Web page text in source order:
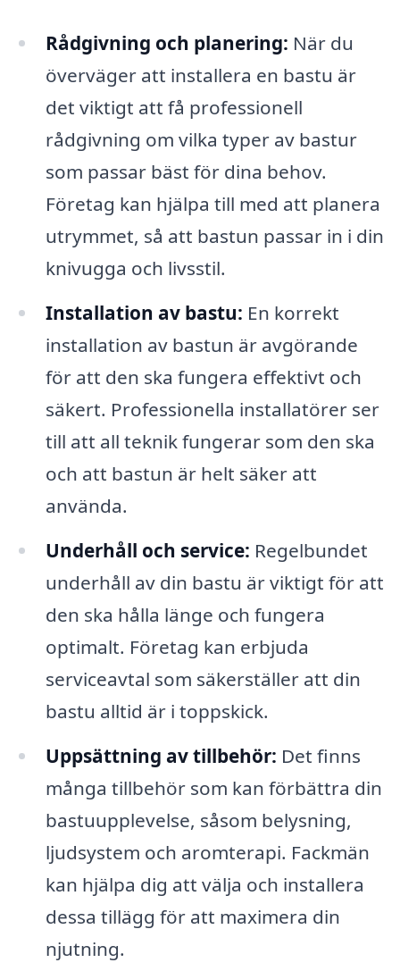
Rådgivning och planering: När du
överväger att installera en bastu är
det viktigt att få professionell
rådgivning om vilka typer av bastur
som passar bäst för dina behov.
Företag kan hjälpa till med att planera
utrymmet, så att bastun passar in i din
knivugga och livsstil.
Installation av bastu: En korrekt
installation av bastun är avgörande
för att den ska fungera effektivt och
säkert. Professionella installatörer ser
till att all teknik fungerar som den ska
och att bastun är helt säker att
använda.
Underhåll och service: Regelbundet
underhåll av din bastu är viktigt för att
den ska hålla länge och fungera
optimalt. Företag kan erbjuda
serviceavtal som säkerställer att din
bastu alltid är i toppskick.
Uppsättning av tillbehör: Det finns
många tillbehör som kan förbättra din
bastuupplevelse, såsom belysning,
ljudsystem och aromterapi. Fackmän
kan hjälpa dig att välja och installera
dessa tillägg för att maximera din
njutning.